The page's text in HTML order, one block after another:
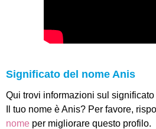
Significato del nome Anis
Qui trovi informazioni sul
Il tuo nome è Anis? Per favore,
nome per migliorare questo profilo.